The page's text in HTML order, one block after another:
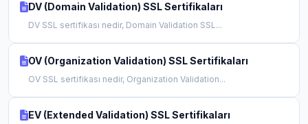
DV (Domain Validation) SSL Sertifikaları
DV SSL sertifikası nedir, Domain Validation SSL...
OV (Organization Validation) SSL Sertifikaları
OV SSL sertifikası nedir, Organization Validation...
EV (Extended Validation) SSL Sertifikaları